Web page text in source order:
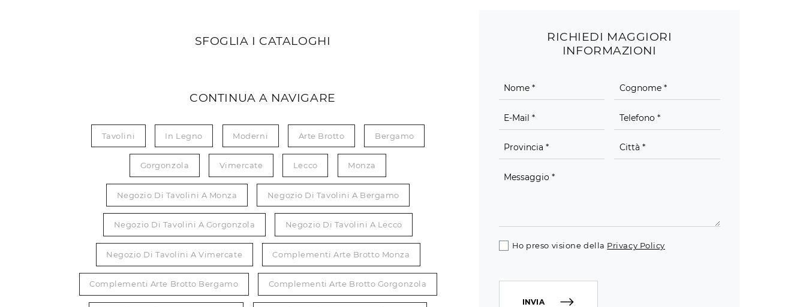
SFOGLIA I CATALOGHI
CONTINUA A NAVIGARE
Tavolini In Legno Moderni Arte Brotto Bergamo
Gorgonzola Vimercate Lecco Monza
Negozio Di Tavolini A Monza Negozio Di Tavolini A Bergamo
Negozio Di Tavolini A Gorgonzola Negozio Di Tavolini A Lecco
Negozio Di Tavolini A Vimercate Complementi Arte Brotto Monza
Complementi Arte Brotto Bergamo Complementi Arte Brotto Gorgonzola
RICHIEDI MAGGIORI
INFORMAZIONI
Ho preso visione della Privacy Policy
INVIA